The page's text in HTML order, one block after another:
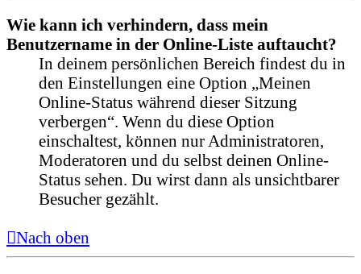
Wie kann ich verhindern, dass mein
Benutzername in der Online-Liste auftaucht?
In deinem persönlichen Bereich findest du in
den Einstellungen eine Option „Meinen
Online-Status während dieser Sitzung
verbergen“. Wenn du diese Option
einschaltest, können nur Administratoren,
Moderatoren und du selbst deinen Online-
Status sehen. Du wirst dann als unsichtbarer
Besucher gezählt.
Nach oben